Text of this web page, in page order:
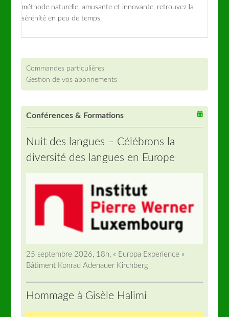
méthode naturelle, amusante et innovante, retrouvez la
sérénité en peu de temps.
Commandes particulières
Gestion de vos abonnements
Conférences & Formations
Nuit des langues – Célébrons la
diversité des langues en Europe
25 septembre 2026, 18h, « Europa Experience »
Bâtiment Konrad Adenauer Kirchberg
Hommage à Gisèle Halimi